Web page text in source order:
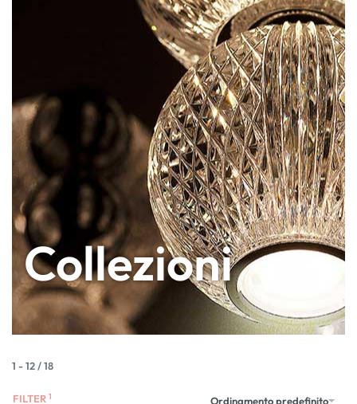
EN IT
Collezioni
1 -12/18
Ordinamento predefinito
FILTER